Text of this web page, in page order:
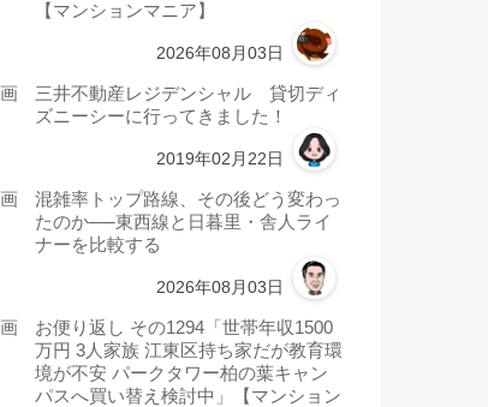
【マンションマニア】
2026年08月03日
三井不動産レジデンシャル 貸切ディ
ズニーシーに行ってきました！
2019年02月22日
混雑率トップ路線、その後どう変わっ
たのか──東西線と日暮里・舎人ライ
ナーを比較する
2026年08月03日
お便り返し その1294「世帯年収1500
万円 3人家族 江東区持ち家だが教育環
境が不安 パークタワー柏の葉キャン
パスへ買い替え検討中」【マンション